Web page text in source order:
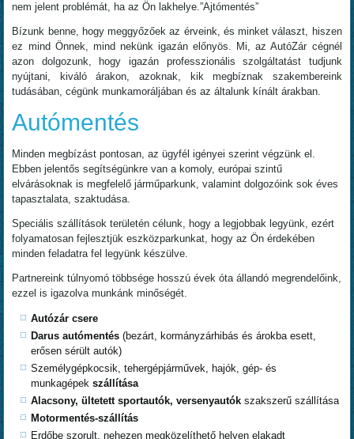
nem jelent problémát, ha az Ön lakhelye.”Ajtómentés”
Bízunk benne, hogy meggyőzőek az érveink, és minket választ, hiszen
ez mind Önnek, mind nekünk igazán előnyös. Mi, az AutóZár cégnél
azon dolgozunk, hogy igazán professzionális szolgáltatást tudjunk
nyújtani, kiváló árakon, azoknak, kik megbíznak szakembereink
tudásában, cégünk munkamoráljában és az általunk kínált árakban.
Autómentés
Minden megbízást pontosan, az ügyfél igényei szerint végzünk el.
Ebben jelentős segítségünkre van a komoly, európai szintű
elvárásoknak is megfelelő járműparkunk, valamint dolgozóink sok éves
tapasztalata, szaktudása.
Speciális szállítások területén célunk, hogy a legjobbak legyünk, ezért
folyamatosan fejlesztjük eszközparkunkat, hogy az Ön érdekében
minden feladatra fel legyünk készülve.
Partnereink túlnyomó többsége hosszú évek óta állandó megrendelőink,
ezzel is igazolva munkánk minőségét.
Autózár csere
Darus autómentés(bezárt, kormányzárhibás és árokba esett,
erősen sérült autók)
Személygépkocsik, tehergépjárművek, hajók, gép- és
munkagépekszállítása
Alacsony, ültetett sportautók, versenyautókszakszerű szállítása
Motormentés-szállítás
Erdőbe szorult, nehezen megközelíthető helyen elakadt